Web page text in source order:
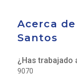
Acerca
Santos
¿Has trabajado
9070